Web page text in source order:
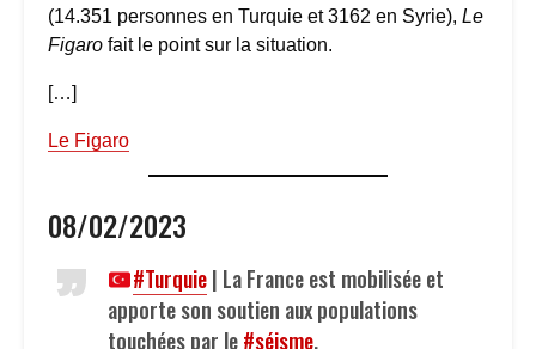
(14.351 personnes en Turquie et 3162 en Syrie), Le
Figaro fait le point sur la situation.
[…]
Le Figaro
08/02/2023
#Turquie| La France est mobilisée et
apporte son soutien aux populations
touchées par le#séisme.